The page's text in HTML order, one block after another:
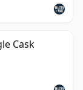
Cask